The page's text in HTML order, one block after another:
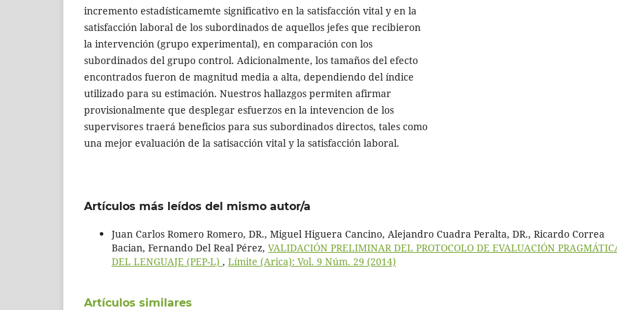
incremento estadísticamemte significativo en la satisfacción vital y en la
satisfacción laboral de los subordinados de aquellos jefes que recibieron
la intervención (grupo experimental), en comparación con los
subordinados del grupo control. Adicionalmente, los tamaños del efecto
encontrados fueron de magnitud media a alta, dependiendo del índice
utilizado para su estimación. Nuestros hallazgos permiten afirmar
provisionalmente que desplegar esfuerzos en la intevencion de los
supervisores traerá beneficios para sus subordinados directos, tales como
una mejor evaluación de la satisacción vital y la satisfacción laboral.
Artículos más leídos del mismo autor/a
Juan Carlos Romero Romero, DR., Miguel Higuera Cancino, Alejandro Cuadra Peralta, DR., Ricardo Correa
Bacian, Fernando Del Real Pérez, VALIDACIÓN PRELIMINAR DEL PROTOCOLO DE EVALUACIÓN
DEL LENGUAJE (PEP-L) , Límite (Arica): Vol. 9 Núm. 29 (2014)
Artículos similares